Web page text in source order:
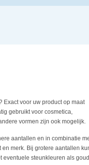
Exact voor uw product op maat
gebruikt voor cosmetica,
vormen zijn ook mogelijk.
aantallen en in combinatie
merk. Bij grotere aantallen
steunkleuren als goud,